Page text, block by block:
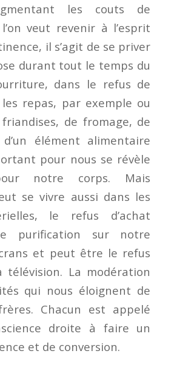
les couts de
veut revenir à l’esprit
il s’agit de se priver
durant tout le temps du
dans le refus de
repas, par exemple ou
friandises, de fromage, de
élément alimentaire
pour nous se révèle
notre corps. Mais
se vivre aussi dans les
le refus d’achat
purification sur notre
et peut être le refus
télévision. La modération
qui nous éloignent de
Chacun est appelé
droite à faire un
et de conversion.